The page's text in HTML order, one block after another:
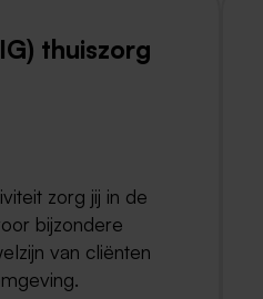
thuiszorg
zorg jij in de
bijzondere
van cliënten